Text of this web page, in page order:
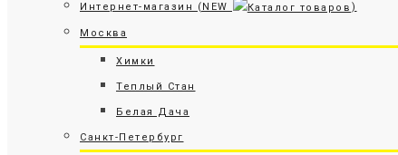
Интернет-магазин (NEW )
Москва
Химки
Теплый Стан
Белая Дача
Санкт-Петербург